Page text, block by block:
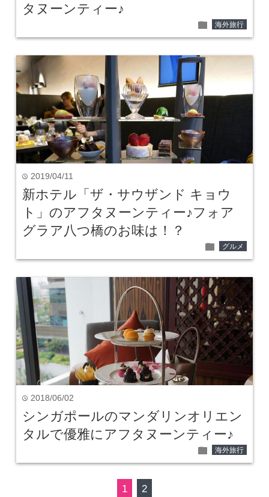
タヌーンティー♪
folder 海外旅行
time 2019/04/11
新ホテル「ザ・サウザンド キョウ
ト」のアフタヌーンティー♪フォア
グラア八つ橋のお味は！？
folder グルメ
time 2018/06/02
シンガポールのマンダリンオリエン
タルで優雅にアフタヌーンティー♪
folder 海外旅行
1 2